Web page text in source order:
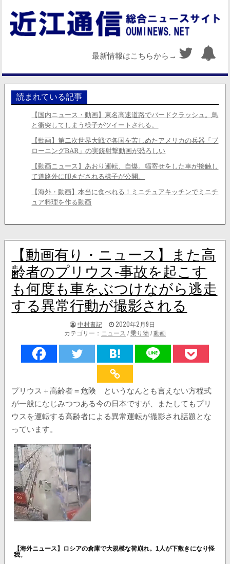
最新情報はこちらから→
読まれている記事
【国内ニュース・動画】東名高速道路でバードクラッシュ。鳥
と衝突してしまう様子がツイートされる。
【動画】第二次世界大戦で各国を苦しめたアメリカの兵器「ブ
ローニングBAR」の実銃射撃動画が恐ろしい
【動画ニュース】あおり運転、自爆。幅寄せをした車が接触し
て道路外に叩きだされる様子が公開。
【海外・動画】本当に食べれる！ミニチュアキッチンでミニチ
ュア料理を作る動画
【動画有り・ニュース】また高
齢者のプリウス-事故を起こす
も何度も車をぶつけながら逃走
する異常行動が撮影される
著
者:
中村書記
掲
載
日：
2020年2月9日
カテゴリー： ニュース /乗り物 /動画
プリウス＋高齢者＝危険 というなんとも言えない方程式
が一般になじみつつある今の日本ですが、またしてもプリ
ウスを運転する高齢者による異常運転が撮影され話題とな
っています。
【海外ニュース】ロシアの倉庫で大規模な荷崩れ。1人が下敷きになり怪
我。